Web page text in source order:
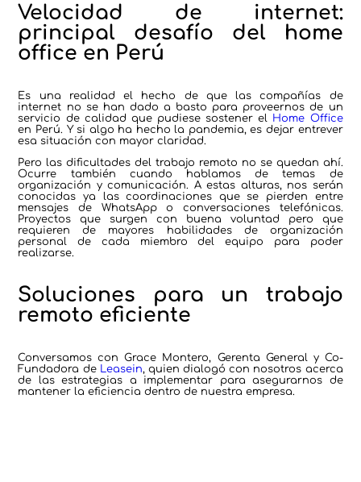
Velocidad de internet:
principal desafío del home
office en Perú
Es una realidad el hecho de que las compañías de
internet no se han dado a basto para proveernos de un
servicio de calidad que pudiese sostener el
Home Office
en Perú. Y si algo ha hecho la pandemia, es dejar entrever
esa situación con mayor claridad.
Pero las dificultades del trabajo remoto no se quedan ahí.
Ocurre también cuando hablamos de temas de
organización y comunicación. A estas alturas, nos serán
conocidas ya las coordinaciones que se pierden entre
mensajes de WhatsApp o conversaciones telefónicas.
Proyectos que surgen con buena voluntad pero que
requieren de mayores habilidades de organización
personal de cada miembro del equipo para poder
realizarse.
Soluciones para un trabajo
remoto eficiente
Conversamos con Grace Montero, Gerenta General y Co-
Fundadora de
Leasein, quien dialogó con nosotros acerca
de las estrategias a implementar para asegurarnos de
mantener la eficiencia dentro de nuestra empresa.